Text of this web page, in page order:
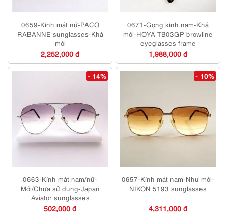
0659-Kính mát nữ-PACO
RABANNE sunglasses-Khá
mới
2,252,000 đ
0671-Gọng kính nam-Khá
mới-HOYA TB03GP browline
eyeglasses frame
1,988,000 đ
- 14%
0663-Kính mát nam/nữ-
Mới/Chưa sử dụng-Japan
Aviator sunglasses
502,000 đ
- 10%
0657-Kính mát nam-Như mới-
NIKON 5193 sunglasses
4,311,000 đ